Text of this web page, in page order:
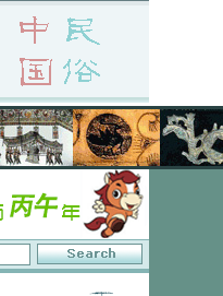
在京召开 ·中国民俗学会第十一届